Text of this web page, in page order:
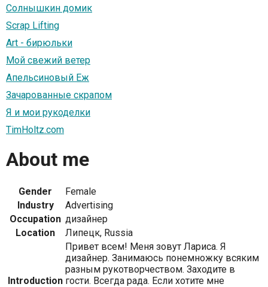
Солнышкин домик
Scrap Lifting
Art - бирюльки
Мой свежий ветер
Апельсиновый Еж
Зачарованные скрапом
Я и мои рукоделки
TimHoltz.com
About me
Gender
Female
Industry
Advertising
Occupation дизайнер
Location
Липецк, Russia
Introduction
Привет всем! Меня зовут Лариса. Я
дизайнер. Занимаюсь понемножку всяким
разным рукотворчеством. Заходите в
гости. Всегда рада. Если хотите мне